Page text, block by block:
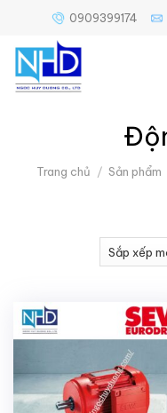
nội
dung
0909399174
Trang chủ / Sản phẩm